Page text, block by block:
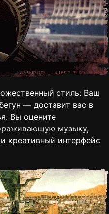
стиль: Ваш
— доставит вас в
Вы оцените
музыку,
креативный интерфейс